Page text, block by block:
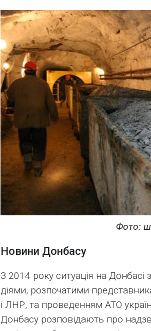
Фото:
Новини Донбасу
З 2014 року ситуація на Донбасі
діями, розпочатими
і ЛНР, та проведенням АТО
Донбасу розповідають про